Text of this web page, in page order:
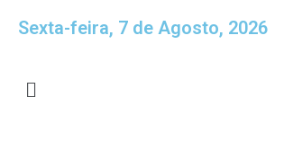
Sexta-feira, 7 de Agosto, 2026